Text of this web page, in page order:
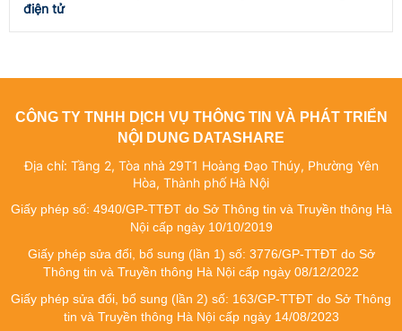
điện tử
CÔNG TY TNHH DỊCH VỤ THÔNG TIN VÀ PHÁT TRIỂN
NỘI DUNG DATASHARE
Địa chỉ: Tầng 2, Tòa nhà 29T1 Hoàng Đạo Thúy, Phường Yên
Hòa, Thành phố Hà Nội
Giấy phép số: 4940/GP-TTĐT do Sở Thông tin và Truyền thông Hà
Nội cấp ngày 10/10/2019
Giấy phép sửa đổi, bổ sung (lần 1) số: 3776/GP-TTĐT do Sở
Thông tin và Truyền thông Hà Nội cấp ngày 08/12/2022
Giấy phép sửa đổi, bổ sung (lần 2) số: 163/GP-TTĐT do Sở Thông
tin và Truyền thông Hà Nội cấp ngày 14/08/2023